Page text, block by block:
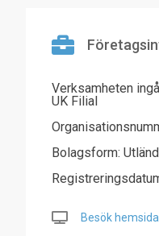
Verksamheten
UK Filial
Bolagsform:
Besök hemsida